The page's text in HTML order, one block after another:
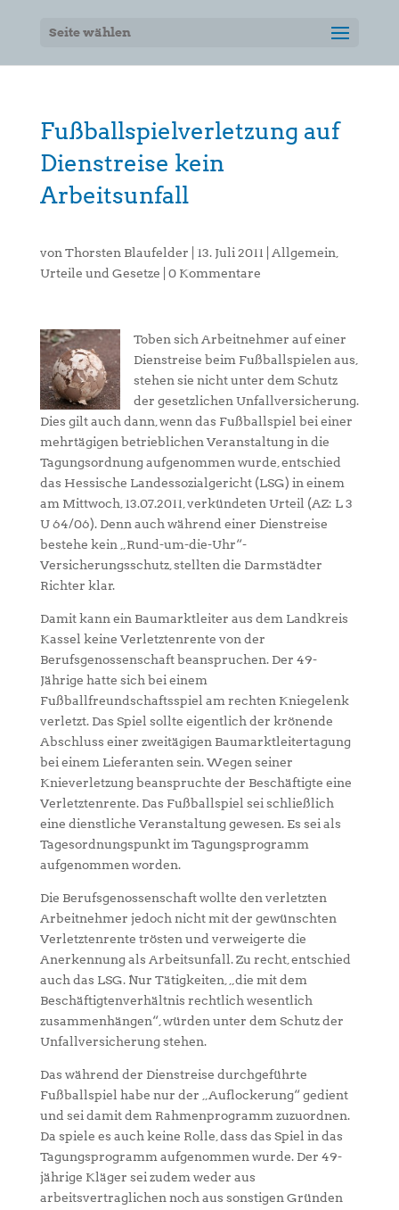
Seite wählen
Fußballspielverletzung auf
Dienstreise kein
Arbeitsunfall
von Thorsten Blaufelder 13. Juli 2011 Allgemein
Urteile und Gesetze
0 Kommentare
Toben sich Arbeitnehmer auf einer
Dienstreise beim Fußballspielen aus,
stehen sie nicht unter dem Schutz
der gesetzlichen Unfallversicherung.
Dies gilt auch dann, wenn das Fußballspiel bei einer
mehrtägigen betrieblichen Veranstaltung in die
Tagungsordnung aufgenommen wurde, entschied
das Hessische Landessozialgericht (LSG) in einem
am Mittwoch, 13.07.2011, verkündeten Urteil (AZ: L 3
U 64/06). Denn auch während einer Dienstreise
bestehe kein „Rund-um-die-Uhr“-
Versicherungsschutz, stellten die Darmstädter
Richter klar.
Damit kann ein Baumarktleiter aus dem Landkreis
Kassel keine Verletztenrente von der
Berufsgenossenschaft beanspruchen. Der 49-
Jährige hatte sich bei einem
Fußballfreundschaftsspiel am rechten Kniegelenk
verletzt. Das Spiel sollte eigentlich der krönende
Abschluss einer zweitägigen Baumarktleitertagung
bei einem Lieferanten sein. Wegen seiner
Knieverletzung beanspruchte der Beschäftigte eine
Verletztenrente. Das Fußballspiel sei schließlich
eine dienstliche Veranstaltung gewesen. Es sei als
Tagesordnungspunkt im Tagungsprogramm
aufgenommen worden.
Die Berufsgenossenschaft wollte den verletzten
Arbeitnehmer jedoch nicht mit der gewünschten
Verletztenrente trösten und verweigerte die
Anerkennung als Arbeitsunfall. Zu recht, entschied
auch das LSG. Nur Tätigkeiten, „die mit dem
Beschäftigtenverhältnis rechtlich wesentlich
zusammenhängen“, würden unter dem Schutz der
Unfallversicherung stehen.
Das während der Dienstreise durchgeführte
Fußballspiel habe nur der „Auflockerung“ gedient
und sei damit dem Rahmenprogramm zuzuordnen.
Da spiele es auch keine Rolle, dass das Spiel in das
Tagungsprogramm aufgenommen wurde. Der 49-
jährige Kläger sei zudem weder aus
arbeitsvertraglichen noch aus sonstigen Gründen